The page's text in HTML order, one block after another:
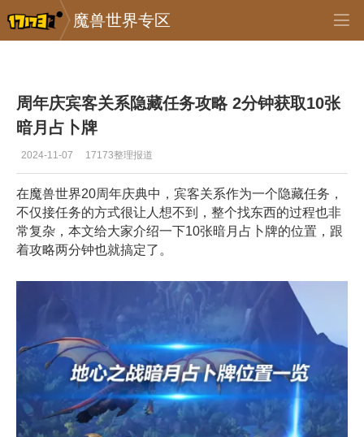
魔兽世界专区
专区_《魔兽世界》 >
周年庆宾客关系隐藏任务攻略 2分钟获取10张
暗月占卜牌
2024-11-07 17173整理报道
在魔兽世界20周年庆典中，宾客关系作为一个隐藏任务，
不仅接任务的方式很让人想不到，整个找东西的过程也非
常复杂，本文给大家介绍一下10张暗月占卜牌的位置，跟
着攻略两分钟也就搞定了。